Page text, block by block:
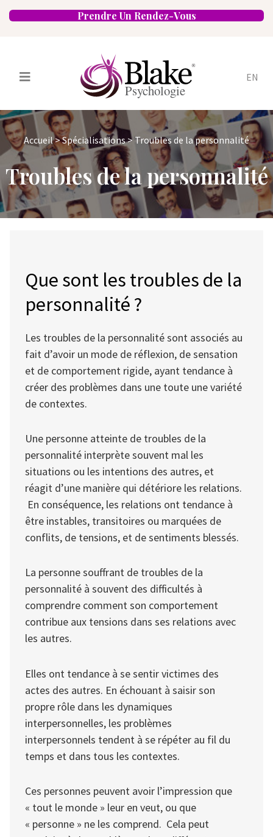
Prendre Un Rendez-Vous
EN
Services
Psychologues
Spécialités
Approches
Emplacements
FAQ
Blogue
Carrières
Contact
Accueil>Spécialisations> Troubles de la personnalité
Troubles de la personnalité
Que sont les troubles de la
personnalité ?
Les troubles de la personnalité sont associés au
fait d’avoir un mode de réflexion, de sensation
et de comportement rigide, ayant tendance à
créer des problèmes dans une toute une variété
de contextes.
Une personne atteinte de troubles de la
personnalité interprète souvent mal les
situations ou les intentions des autres, et
réagit d’une manière qui détériore les relations.
En conséquence, les relations ont tendance à
être instables, transitoires ou marquées de
conflits, de tensions, et de sentiments blessés.
La personne souffrant de troubles de la
personnalité à souvent des difficultés à
comprendre comment son comportement
contribue aux tensions dans ses relations avec
les autres.
Elles ont tendance à se sentir victimes des
actes des autres. En échouant à saisir son
propre rôle dans les dynamiques
interpersonnelles, les problèmes
interpersonnels tendent à se répéter au fil du
temps et dans tous les contextes.
Ces personnes peuvent avoir l’impression que
« tout le monde » leur en veut, ou que
« personne » ne les comprend. Cela peut